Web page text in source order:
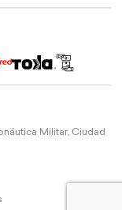
Militar, Ciudad